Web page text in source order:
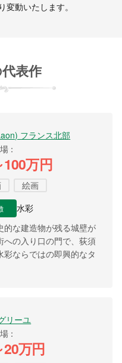
変動いたします。
表作
フランス北部
100万円
絵画
水彩
な建造物が残る城壁が
への入り口の門で、荻須
ならではの即興的なタ
リーユ
20万円